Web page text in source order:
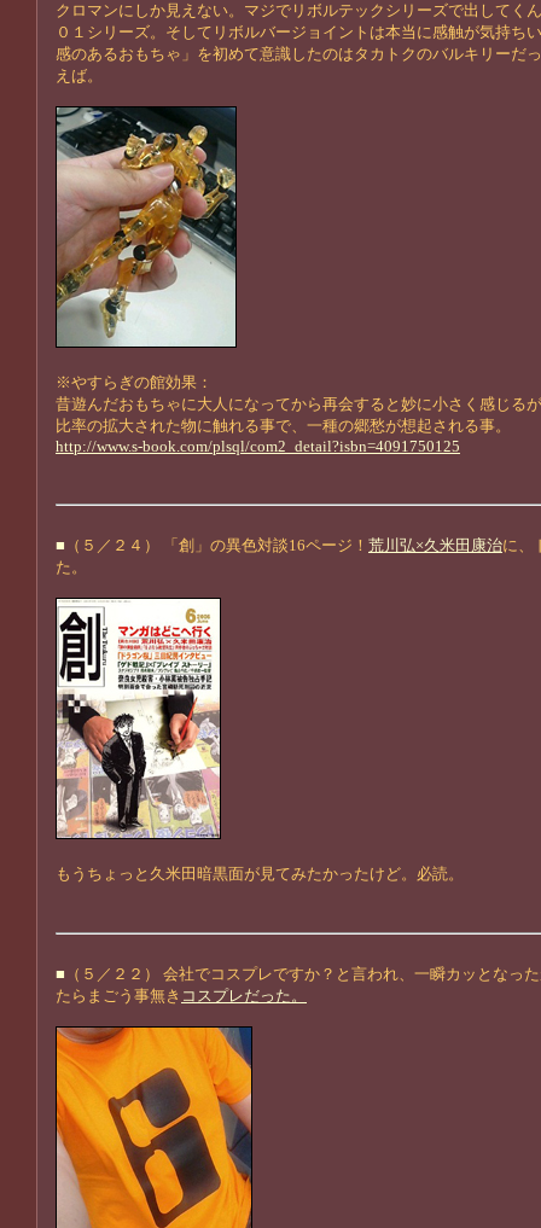
クロマンにしか見えない。マジでリボルテックシリーズで出してく
０１シリーズ。そしてリボルバージョイントは本当に感触が気持ち
感のあるおもちゃ」を初めて意識したのはタカトクのバルキリーだ
えば。
※やすらぎの館効果：
昔遊んだおもちゃに大人になってから再会すると妙に小さく感じる
比率の拡大された物に触れる事で、一種の郷愁が想起される事。
http://www.s-book.com/plsql/com2_detail?isbn=4091750125
■ （５／２４） 「創」の異色対談16ページ！ 荒川弘×久米田康治に、
た。
もうちょっと久米田暗黒面が見てみたかったけど。必読。
■ （５／２２） 会社でコスプレですか？と言われ、一瞬カッとなっ
たらまごう事無き コスプレだった。